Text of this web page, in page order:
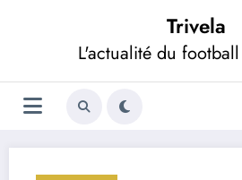
Trivela
L'actualité du